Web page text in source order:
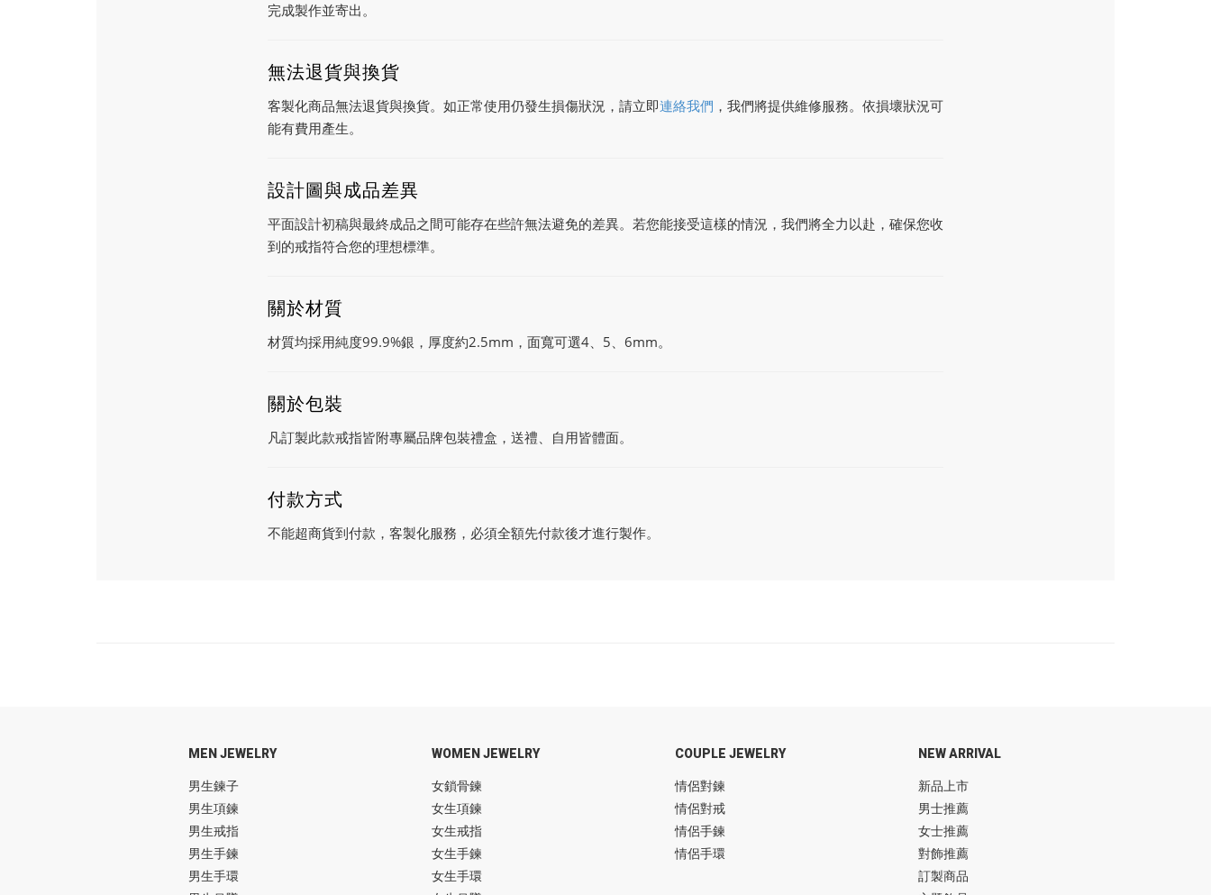
完成製作並寄出。
無法退貨與換貨
客製化商品無法退貨與換貨。如正常使用仍發生損傷狀況，請立即連絡我們 ，我們將提供維修服務。依損壞狀況可
能有費用產生。
設計圖與成品差異
平面設計初稿與最終成品之間可能存在些許無法避免的差異。若您能接受這樣的情況，我們將全力以赴，確保您收
到的戒指符合您的理想標準。
關於材質
材質均採用純度99.9%銀，厚度約2.5mm，面寬可選4、5、6mm。
關於包裝
凡訂製此款戒指皆附專屬品牌包裝禮盒，送禮、自用皆體面。
付款方式
不能超商貨到付款，客製化服務，必須全額先付款後才進行製作。
MEN JEWELRY
男生鍊子
男生項鍊
男生戒指
男生手鍊
男生手環
WOMEN JEWELRY
女鎖骨鍊
女生項鍊
女生戒指
女生手鍊
女生手環
COUPLE JEWELRY
情侶對鍊
情侶對戒
情侶手鍊
情侶手環
NEW ARRIVAL
新品上市
男士推薦
女士推薦
對飾推薦
訂製商品